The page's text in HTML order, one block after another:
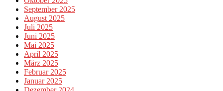
September 2025
August 2025
Juli 2025
Juni 2025
Mai 2025
April 2025
März 2025
Februar 2025
Januar 2025